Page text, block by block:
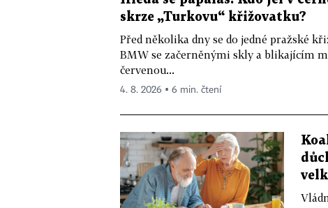
skrze „Turkovu“ křižovatku?
Před několika dny se do jedné pražské
BMW se začerněnými skly a blikajícím
červenou...
4. 8. 2026 ▪ 6 min. čtení